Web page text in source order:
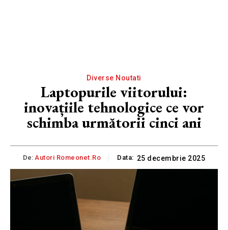
Diverse Noutati
Laptopurile viitorului:
inovațiile tehnologice ce vor
schimba următorii cinci ani
De: Autori Romeonet.ro Data: 25 decembrie 2025